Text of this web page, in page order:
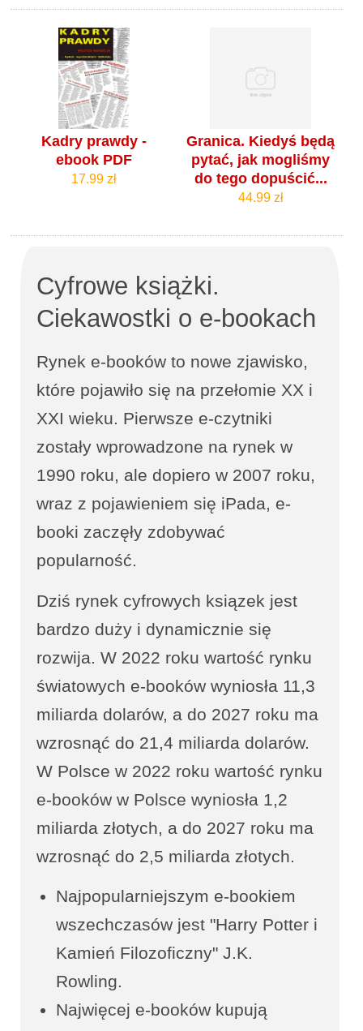
Kadry prawdy -
ebook PDF
17.99 zł
Granica. Kiedyś będą
pytać, jak mogliśmy
do tego dopuścić...
44.99 zł
Cyfrowe książki.
Ciekawostki o e-bookach
Rynek e-booków to nowe zjawisko,
które pojawiło się na przełomie XX i
XXI wieku. Pierwsze e-czytniki
zostały wprowadzone na rynek w
1990 roku, ale dopiero w 2007 roku,
wraz z pojawieniem się iPada, e-
booki zaczęły zdobywać
popularność.
Dziś rynek cyfrowych ksiązek jest
bardzo duży i dynamicznie się
rozwija. W 2022 roku wartość rynku
światowych e-booków wyniosła 11,3
miliarda dolarów, a do 2027 roku ma
wzrosnąć do 21,4 miliarda dolarów.
W Polsce w 2022 roku wartość rynku
e-booków w Polsce wyniosła 1,2
miliarda złotych, a do 2027 roku ma
wzrosnąć do 2,5 miliarda złotych.
Najpopularniejszym e-bookiem
wszechczasów jest "Harry Potter i
Kamień Filozoficzny" J.K.
Rowling.
Najwięcej e-booków kupują